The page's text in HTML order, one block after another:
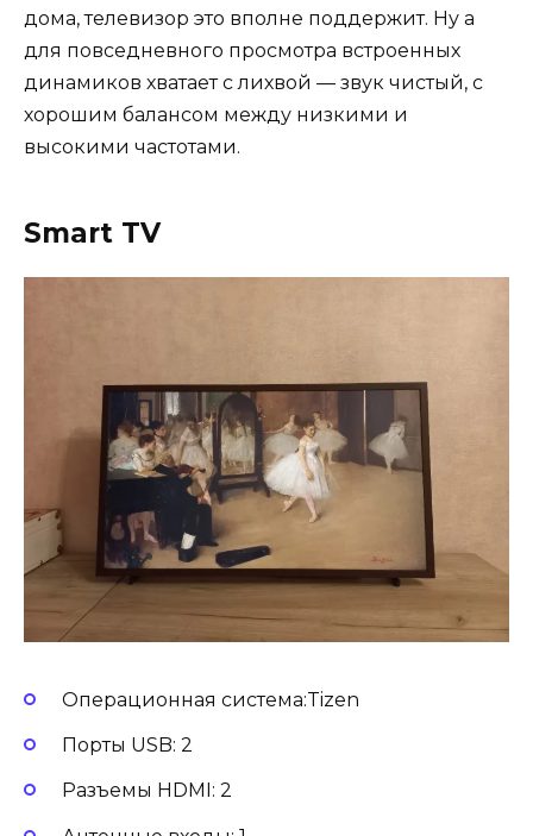
дома, телевизор это вполне поддержит. Ну а
для повседневного просмотра встроенных
динамиков хватает с лихвой — звук чистый, с
хорошим балансом между низкими и
высокими частотами.
Smart TV
Операционная система:Tizen
Порты USB: 2
Разъемы HDMI: 2